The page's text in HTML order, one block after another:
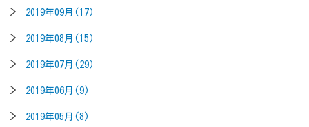
2019年09月(17)
2019年08月(15)
2019年07月(29)
2019年06月(9)
2019年05月(8)